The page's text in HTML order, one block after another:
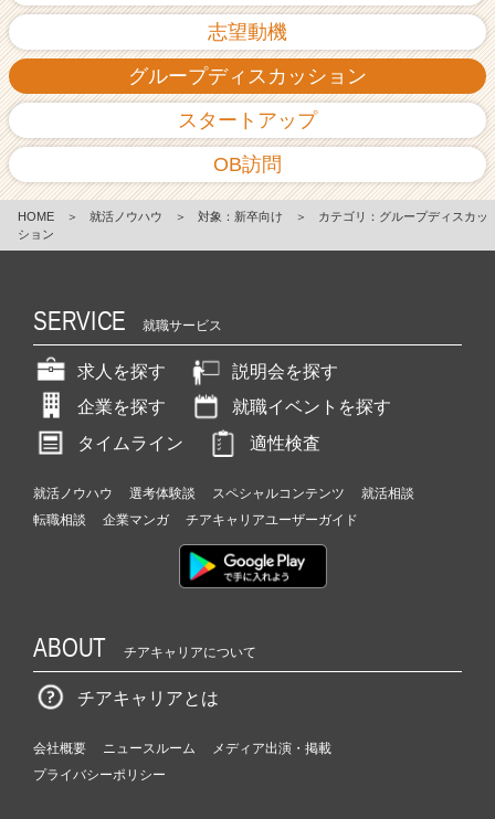
志望動機
グループディスカッション
スタートアップ
OB訪問
HOME ＞ 就活ノウハウ ＞ 対象：新卒向け ＞
カテゴリ：グループディスカッ
ション
SERVICE 就職サービス
求人を探す
説明会を探す
企業を探す
就職イベントを探す
タイムライン
適性検査
就活ノウハウ 選考体験談 スペシャルコンテンツ
就活相談
転職相談
企業マンガ チアキャリアユーザーガイド
ABOUT チアキャリアについて
チアキャリアとは
会社概要 ニュースルーム
メディア出演・掲載
プライバシーポリシー